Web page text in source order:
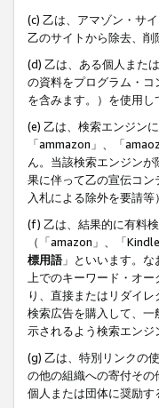
(c) 乙は、アマゾン・サ
乙のサイトから除去、削
(d) 乙は、ある個人また
の資料をプログラム・
を含みます。）を使用
(e) 乙は、検索エンジン
「ammazon」、「
ん。当該検索エンジン
果に伴って乙の宣伝コ
入札による除外を要請等
(f) 乙は、結果的に有料
（「amazon」、「
標用語」といいます。な
上でのキーワード・オ
り、直接またはリダイレ
検索広告を購入して、
示されるよう検索エンジ
(g) 乙は、特別リンクの
の他の組織への寄付そ
個人または団体に奨励